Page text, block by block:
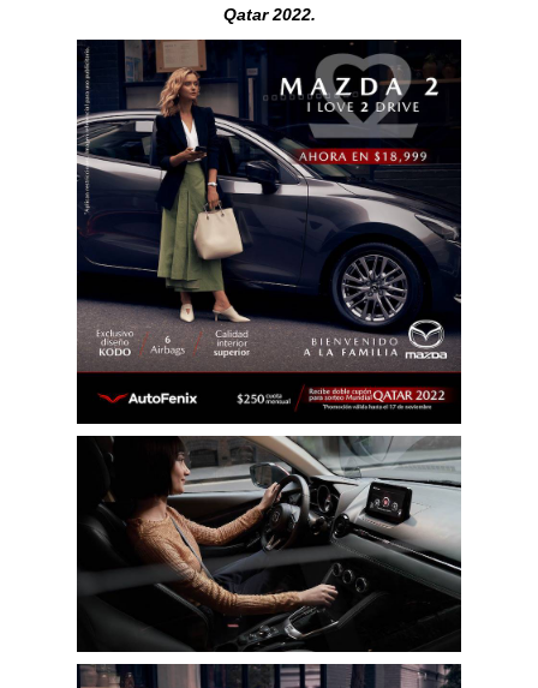
Qatar 2022.